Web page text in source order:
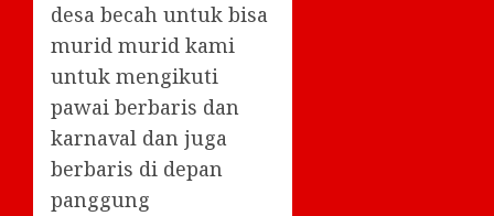
desa becah untuk bisa
murid murid kami
untuk mengikuti
pawai berbaris dan
karnaval dan juga
berbaris di depan
panggung